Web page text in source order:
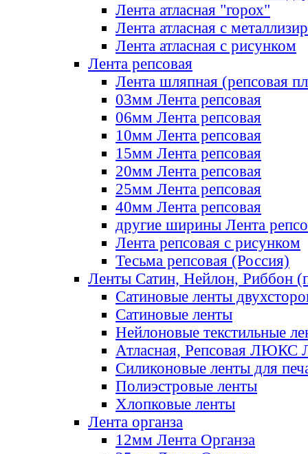
Лента атласная "горох"
Лента атласная с
Лента атласная с рисунком
Лента репсовая
Лента шляпная (репсовая
03мм Лента репсовая
06мм Лента репсовая
10мм Лента репсовая
15мм Лента репсовая
20мм Лента репсовая
25мм Лента репсовая
40мм Лента репсовая
другие ширины Лента
Лента репсовая с рисунком
Тесьма репсовая (Россия)
Ленты Сатин, Нейлон, Риббон
Сатиновые ленты
Сатиновые ленты
Нейлоновые текстильные
Атласная, Репсовая ЛЮКС
Силиконовые ленты для
Полиэстровые ленты
Хлопковые ленты
Лента органза
12мм Лента Органза